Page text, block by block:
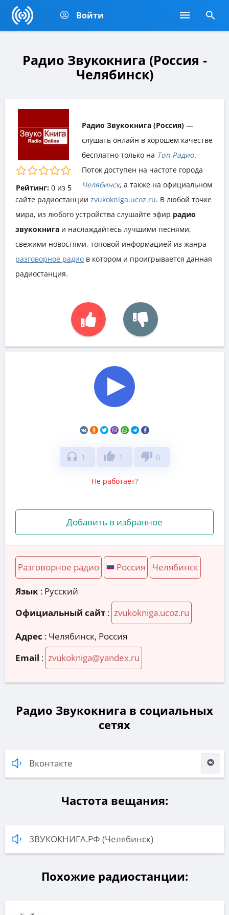
Войти
Радио Звукокнига (Россия -
Челябинск)
Рейтинг: 0из 5
Радио Звукокнига (Россия) —
слушать онлайн в хорошем качестве
бесплатно только на Топ Радио.
Поток доступен на частоте города
Челябинск, а также на официальном
сайте радиостанции zvukokniga.ucoz.ru. В любой точке
мира, из любого устройства слушайте эфир радио
звукокнига и наслаждайтесь лучшими песнями,
свежими новостями, топовой информацией из жанра
разговорное радио в котором и проигрывается данная
радиостанция.
headphones 1 thumb_up 1 thumb_down 0
Не работает?
Добавить в избранное
Разговорное радио Россия Челябинск
Язык : Русский
Официальный сайт : zvukokniga.ucoz.ru
Адрес : Челябинск, Россия
Email : zvukokniga@yandex.ru
Радио Звукокнига в социальных
сетях
Вконтакте
Частота вещания:
ЗВУКОКНИГА.РФ (Челябинск)
Похожие радиостанции: